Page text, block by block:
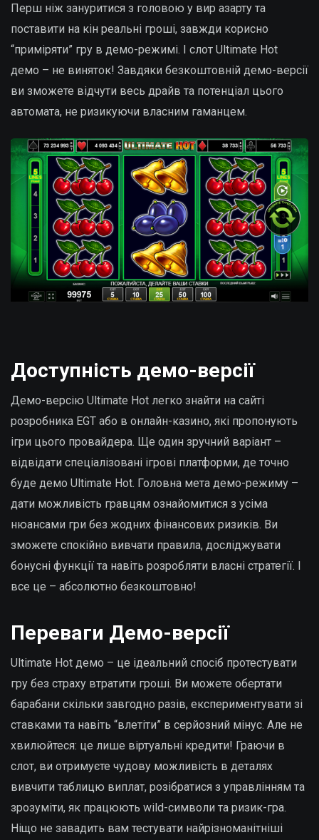
Перш ніж зануритися з головою у вир азарту та
поставити на кін реальні гроші, завжди корисно
“приміряти” гру в демо-режимі. І слот Ultimate Hot
демо – не виняток! Завдяки безкоштовній демо-версії
ви зможете відчути весь драйв та потенціал цього
автомата, не ризикуючи власним гаманцем.
Доступність демо-версії
Демо-версію Ultimate Hot легко знайти на сайті
розробника EGT або в онлайн-казино, які пропонують
ігри цього провайдера. Ще один зручний варіант –
відвідати спеціалізовані ігрові платформи, де точно
буде демо Ultimate Hot. Головна мета демо-режиму –
дати можливість гравцям ознайомитися з усіма
нюансами гри без жодних фінансових ризиків. Ви
зможете спокійно вивчати правила, досліджувати
бонусні функції та навіть розробляти власні стратегії. І
все це – абсолютно безкоштовно!
Переваги Демо-версії
Ultimate Hot демо – це ідеальний спосіб протестувати
гру без страху втратити гроші. Ви можете обертати
барабани скільки завгодно разів, експериментувати зі
ставками та навіть “влетіти” в серйозний мінус. Але не
хвилюйтеся: це лише віртуальні кредити! Граючи в
слот, ви отримуєте чудову можливість в деталях
вивчити таблицю виплат, розібратися з управлінням та
зрозуміти, як працюють wild-символи та ризик-гра.
Ніщо не завадить вам тестувати найрізноманітніші